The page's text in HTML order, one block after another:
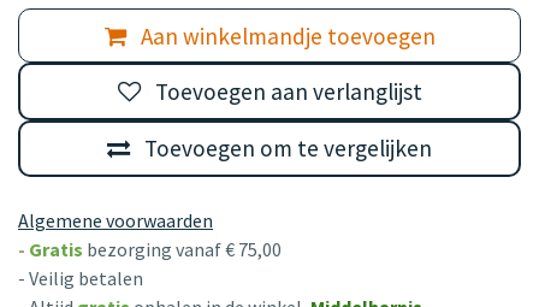
Aan winkelmandje toevoegen
Toevoegen om te vergelijken
Toevoegen aan verlanglijst
Algemene voorwaarden
- Gratis bezorging vanaf € 75,00
- Veilig betalen